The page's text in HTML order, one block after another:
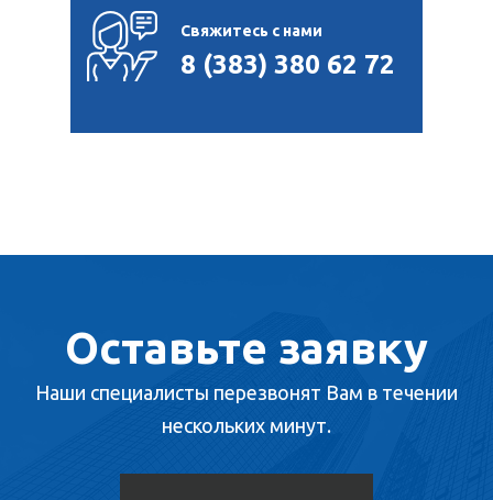
Свяжитесь с нами
8 (383) 380 62 72
Оставьте заявку
Наши специалисты перезвонят Вам в течении
нескольких минут.